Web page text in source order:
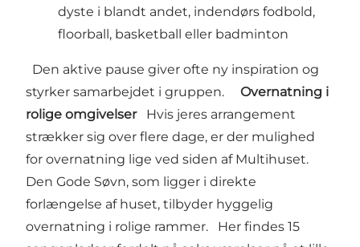
dyste i blandt andet, indendørs fodbold,
floorball, basketball eller badminton
Den aktive pause giver ofte ny inspiration og
styrker samarbejdet i gruppen. Overnatning i
rolige omgivelserHvis jeres arrangement
strækker sig over flere dage, er der mulighed
for overnatning lige ved siden af Multihuset.
Den Gode Søvn, som ligger i direkte
forlængelse af huset, tilbyder hyggelig
overnatning i rolige rammer. Her findes 15